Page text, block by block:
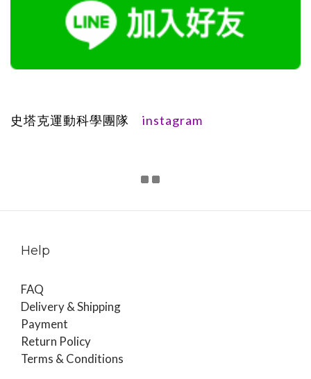
史塔克運動科學團隊 instagram
Help
FAQ
Delivery & Shipping
Payment
Return Policy
Terms & Conditions